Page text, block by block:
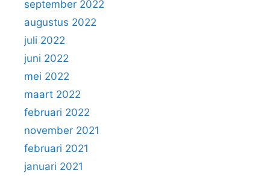
september 2022
augustus 2022
juli 2022
juni 2022
mei 2022
maart 2022
februari 2022
november 2021
februari 2021
januari 2021